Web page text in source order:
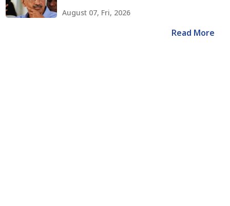
August 07, Fri, 2026
Read More